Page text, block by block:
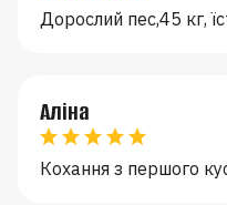
Дорослий пес,45 кг,
Аліна
Кохання з першого